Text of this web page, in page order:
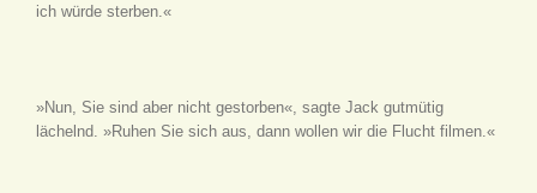
ich würde sterben.«
»Nun, Sie sind aber nicht gestorben«, sagte Jack gutmütig
lächelnd. »Ruhen Sie sich aus, dann wollen wir die Flucht filmen.«